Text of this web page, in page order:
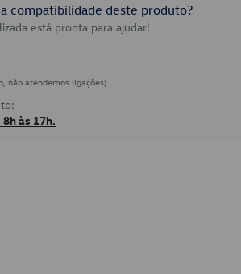
compatibilidade deste produto?
está pronta para ajudar!
não atendemos ligações)
às 17h.